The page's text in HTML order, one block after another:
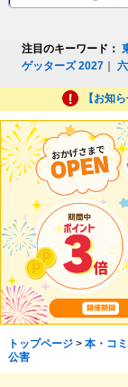
注目のキーワード：
ゲッターズ 2027 ｜
【お知
トップページ> 本・コ
公害